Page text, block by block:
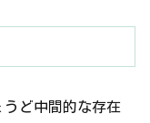
ど中間的な存在